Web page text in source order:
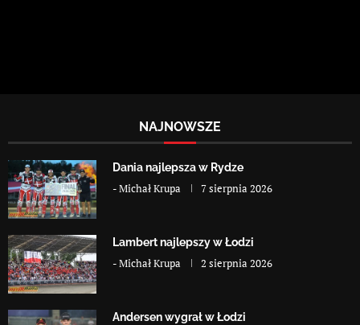
NAJNOWSZE
Dania najlepsza w Rydze
-Michał Krupa 7 sierpnia 2026
Lambert najlepszy w Łodzi
-Michał Krupa 2 sierpnia 2026
Andersen wygrał w Łodzi